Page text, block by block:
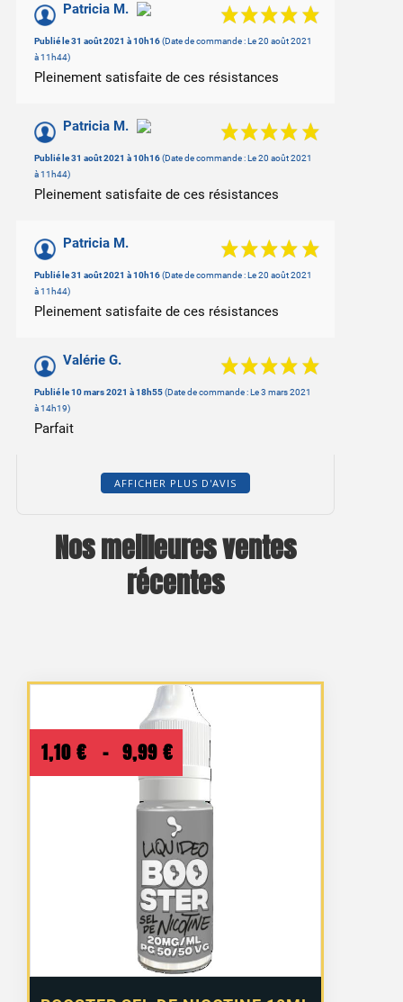
Patricia M.
Publié le 31 août 2021 à 10h16(Date de commande : Le 20 août 2021
à 11h44)
Pleinement satisfaite de ces résistances
Patricia M.
Publié le 31 août 2021 à 10h16(Date de commande : Le 20 août 2021
à 11h44)
Pleinement satisfaite de ces résistances
Patricia M.
Publié le 31 août 2021 à 10h16(Date de commande : Le 20 août 2021
à 11h44)
Pleinement satisfaite de ces résistances
Valérie G.
Publié le 10 mars 2021 à 18h55(Date de commande : Le 3 mars 2021
à 14h19)
Parfait
AFFICHER PLUS D'AVIS
Nos meilleures ventes
récentes
1,10 € – 9,99 €
Plage
de
prix :
1,10 €
à
9,99 €